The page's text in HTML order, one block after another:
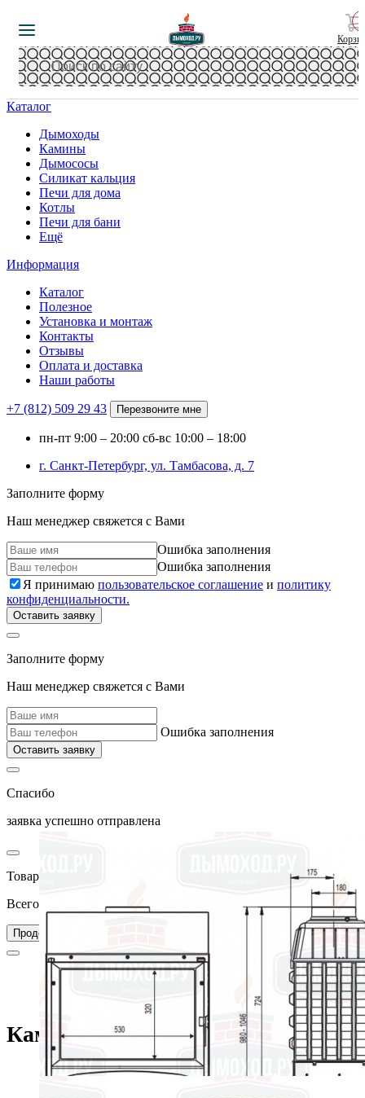
Каталог
Дымоходы
Камины
Дымососы
Силикат кальция
Печи для дома
Котлы
Печи для бани
Ещё
Информация
Каталог
Полезное
Установка и монтаж
Контакты
Отзывы
Оплата и доставка
Наши работы
+7 (812) 509 29 43 Перезвоните мне
пн-пт 9:00 – 20:00 сб-вс 10:00 – 18:00
г. Санкт-Петербург, ул. Тамбасова, д. 7
Заполните форму
Наш менеджер свяжется с Вами
Ошибка заполнения
Ошибка заполнения
Я принимаю пользовательское соглашение и политику
конфиденциальности.
Оставить заявку
Заполните форму
Наш менеджер свяжется с Вами
Ошибка заполнения
Оставить заявку
Спасибо
заявка успешно отправлена
Товар добавлен в корзину
Всего товаров в вашей корзине –
Продолжить покупки
Главная
Каминные топки
Каминная топка ASTRA 2 (Supra)
Каминная топка ASTRA 2 (Supra)